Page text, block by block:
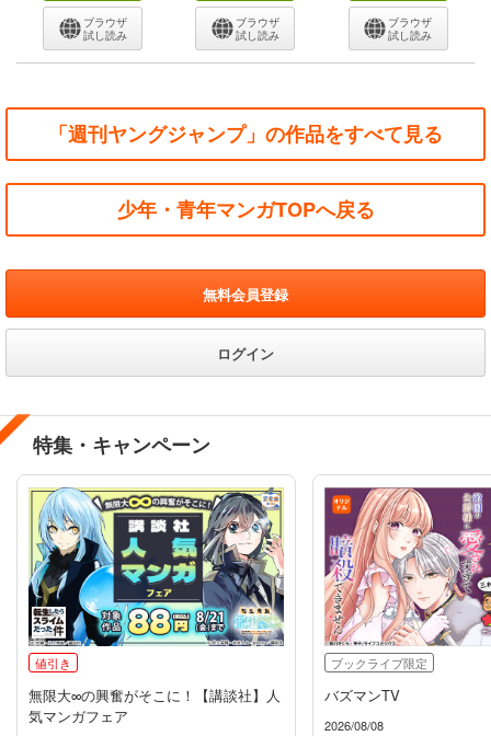
ブラウザ
試し読み
ブラウザ
試し読み
ブラウザ
試し読み
「週刊ヤングジャンプ」の作品をすべて見る
少年・青年マンガTOPへ戻る
無料会員登録
ログイン
特集・キャンペーン
値引き
無限大∞の興奮がそこに！【講談社】人
気マンガフェア
ブックライブ限定
バズマンTV
2026/08/08